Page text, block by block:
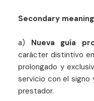
Secondary meaning
a) Nueva guía
carácter distintivo
prolongado y
servicio con el signo
prestador.